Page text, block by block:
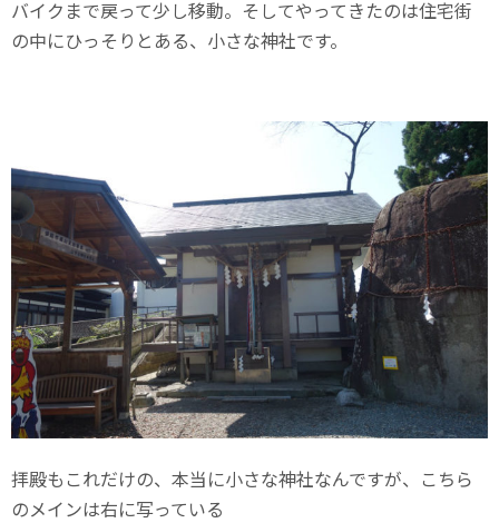
バイクまで戻って少し移動。そしてやってきたのは住宅街
の中にひっそりとある、小さな神社です。
拝殿もこれだけの、本当に小さな神社なんですが、こちら
のメインは右に写っている